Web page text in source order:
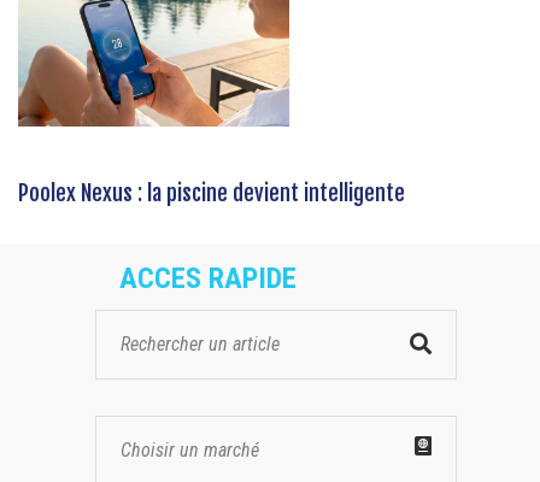
Poolex Nexus : la piscine devient intelligente
ACCES RAPIDE
Choisir un marché